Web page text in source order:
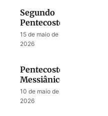
Segundo
Pentecostes
15 de maio de
2026
Pentecostes
Messiânico
10 de maio de
2026